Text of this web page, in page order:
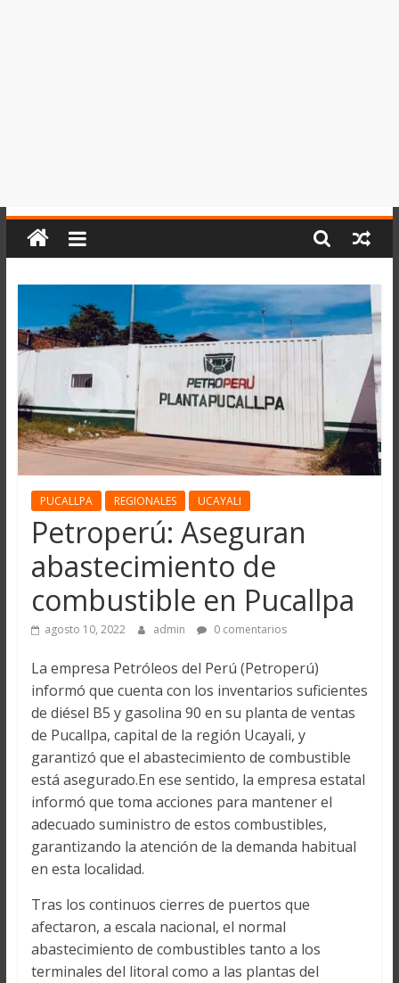
PUCALLPA REGIONALES UCAYALI
Petroperú: Aseguran
abastecimiento de
combustible en Pucallpa
agosto 10, 2022 admin 0 comentarios
La empresa Petróleos del Perú (Petroperú)
informó que cuenta con los inventarios suficientes
de diésel B5 y gasolina 90 en su planta de ventas
de Pucallpa, capital de la región Ucayali, y
garantizó que el abastecimiento de combustible
está asegurado.En ese sentido, la empresa estatal
informó que toma acciones para mantener el
adecuado suministro de estos combustibles,
garantizando la atención de la demanda habitual
en esta localidad.
Tras los continuos cierres de puertos que
afectaron, a escala nacional, el normal
abastecimiento de combustibles tanto a los
terminales del litoral como a las plantas del